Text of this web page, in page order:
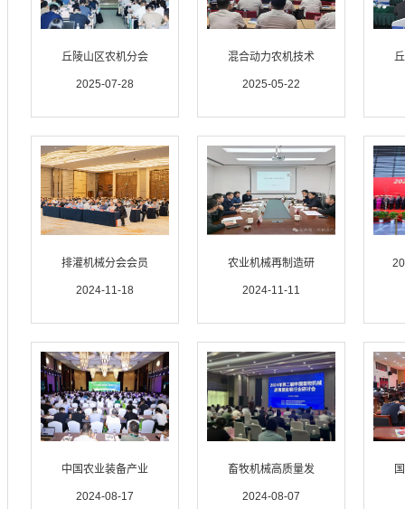
丘陵山区农机分会
2025-07-28
混合动力农机技术
2025-05-22
排灌机械分会会员
2024-11-18
农业机械再制造研
2024-11-11
中国农业装备产业
2024-08-17
畜牧机械高质量发
2024-08-07